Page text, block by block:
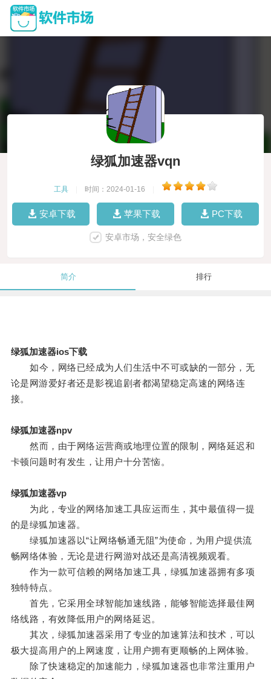
绿狐加速器vqn
工具 时间：2024-01-16
安卓下载 苹果下载 PC下载
安卓市场，安全绿色
简介 排行
绿狐加速器ios下载
如今，网络已经成为人们生活中不可或缺的一部分，无
论是网游爱好者还是影视追剧者都渴望稳定高速的网络连
接。
绿狐加速器npv
然而，由于网络运营商或地理位置的限制，网络延迟和
卡顿问题时有发生，让用户十分苦恼。
绿狐加速器vp
为此，专业的网络加速工具应运而生，其中最值得一提
的是绿狐加速器。
绿狐加速器以“让网络畅通无阻”为使命，为用户提供流
畅网络体验，无论是进行网游对战还是高清视频观看。
作为一款可信赖的网络加速工具，绿狐加速器拥有多项
独特特点。
首先，它采用全球智能加速线路，能够智能选择最佳网
络线路，有效降低用户的网络延迟。
其次，绿狐加速器采用了专业的加速算法和技术，可以
极大提高用户的上网速度，让用户拥有更顺畅的上网体验。
除了快速稳定的加速能力，绿狐加速器也非常注重用户